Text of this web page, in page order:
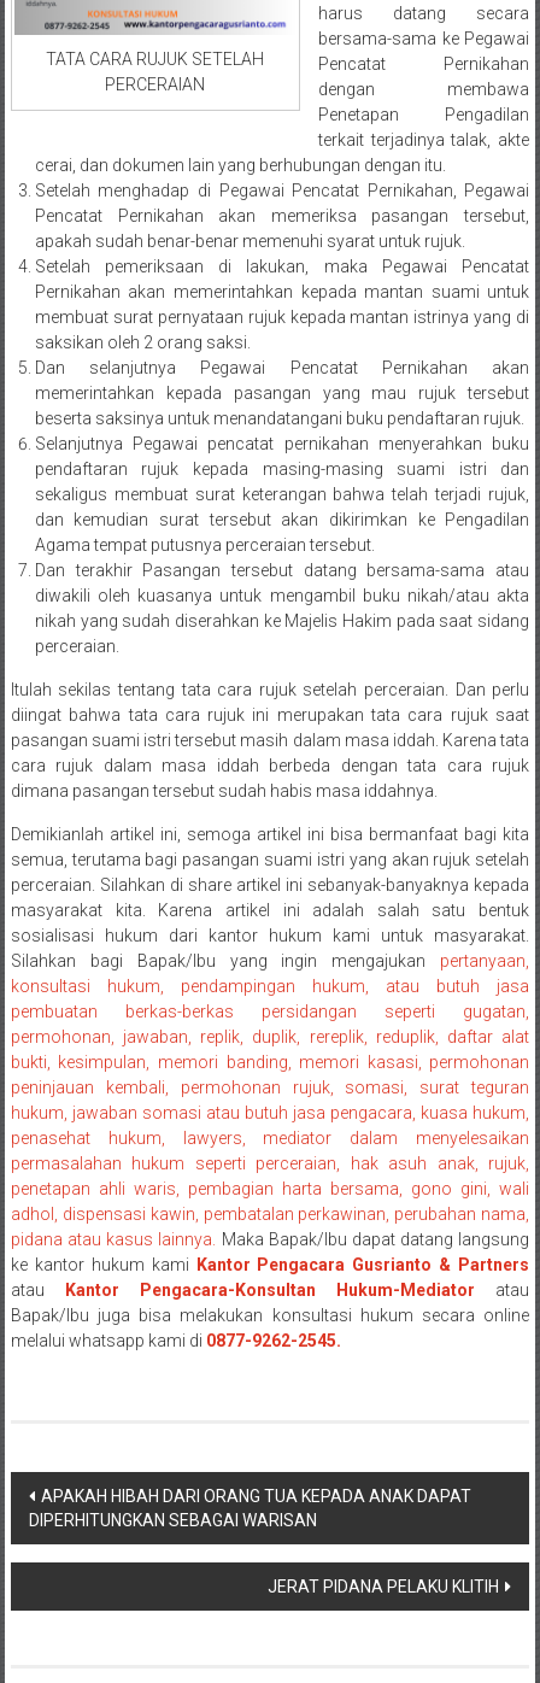
Jambi/
Solok/
Padang
Selatan/Padang
barat/
Padang
Utara/
Kota
Padang/
Sumatera
Barat/
Pariaman/
Bukittinggi/
Padang
panjang/
Kayutanam/
Baso/
Payakumbung/
Tanjung
pati/
Sarilamak/
Hulu
air/
Pasaman/
Kapur
IX/
Pangkalan/
Riau/
Pekanbaru/
Bangkinang/
Duri/
Dumai
Pangkal
Pinang/
Sulawesi,
NTT/
Balik
papan/
Kalimantan
Barat/
Kalimantan
Timur/
Kalimantan
Timur/
Terdekat
TATA CARA RUJUK SETELAH
PERCERAIAN
harus datang secara
bersama-sama ke Pegawai
Pencatat Pernikahan
dengan membawa
Penetapan Pengadilan
terkait terjadinya talak, akte
cerai, dan dokumen lain yang berhubungan dengan itu.
Setelah menghadap di Pegawai Pencatat Pernikahan, Pegawai
Pencatat Pernikahan akan memeriksa pasangan tersebut,
apakah sudah benar-benar memenuhi syarat untuk rujuk.
Setelah pemeriksaan di lakukan, maka Pegawai Pencatat
Pernikahan akan memerintahkan kepada mantan suami untuk
membuat surat pernyataan rujuk kepada mantan istrinya yang di
saksikan oleh 2 orang saksi.
Dan selanjutnya Pegawai Pencatat Pernikahan akan
memerintahkan kepada pasangan yang mau rujuk tersebut
beserta saksinya untuk menandatangani buku pendaftaran rujuk.
Selanjutnya Pegawai pencatat pernikahan menyerahkan buku
pendaftaran rujuk kepada masing-masing suami istri dan
sekaligus membuat surat keterangan bahwa telah terjadi rujuk,
dan kemudian surat tersebut akan dikirimkan ke Pengadilan
Agama tempat putusnya perceraian tersebut.
Dan terakhir Pasangan tersebut datang bersama-sama atau
diwakili oleh kuasanya untuk mengambil buku nikah/atau akta
nikah yang sudah diserahkan ke Majelis Hakim pada saat sidang
perceraian.
Itulah sekilas tentang tata cara rujuk setelah perceraian. Dan perlu
diingat bahwa tata cara rujuk ini merupakan tata cara rujuk saat
pasangan suami istri tersebut masih dalam masa iddah. Karena tata
cara rujuk dalam masa iddah berbeda dengan tata cara rujuk
dimana pasangan tersebut sudah habis masa iddahnya.
Demikianlah artikel ini, semoga artikel ini bisa bermanfaat bagi kita
semua, terutama bagi pasangan suami istri yang akan rujuk setelah
perceraian. Silahkan di share artikel ini sebanyak-banyaknya kepada
masyarakat kita. Karena artikel ini adalah salah satu bentuk
sosialisasi hukum dari kantor hukum kami untuk masyarakat.
Silahkan bagi Bapak/Ibu yang ingin mengajukan pertanyaan,
konsultasi hukum, pendampingan hukum, atau butuh jasa
pembuatan berkas-berkas persidangan seperti gugatan,
permohonan, jawaban, replik, duplik, rereplik, reduplik, daftar alat
bukti, kesimpulan, memori banding, memori kasasi, permohonan
peninjauan kembali, permohonan rujuk, somasi, surat teguran
hukum, jawaban somasi atau butuh jasa pengacara, kuasa hukum,
penasehat hukum, lawyers, mediator dalam menyelesaikan
permasalahan hukum seperti perceraian, hak asuh anak, rujuk,
penetapan ahli waris, pembagian harta bersama, gono gini, wali
adhol, dispensasi kawin, pembatalan perkawinan, perubahan nama,
pidana atau kasus lainnya.
Maka Bapak/Ibu dapat datang langsung
ke kantor hukum kami
Kantor Pengacara Gusrianto & Partners
atau
Kantor Pengacara-Konsultan Hukum-Mediator atau
Bapak/Ibu juga bisa melakukan konsultasi hukum secara online
melalui whatsapp kami di 0877-9262-2545.
Navigasi
pos
APAKAH HIBAH DARI ORANG TUA KEPADA ANAK DAPAT
DIPERHITUNGKAN SEBAGAI WARISAN
JERAT PIDANA PELAKU KLITIH